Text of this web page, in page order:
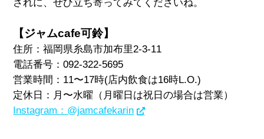
されに、ぜひ立ち寄ってみてくださいね。
【ジャムcafe可鈴】
住所：福岡県糸島市加布里2-3-11
電話番号：092-322-5695
営業時間：11〜17時(店内飲食は16時L.O.)
定休日：月〜水曜（月曜日は祝日の場合は営業）
Instagram：@jamcafekarin